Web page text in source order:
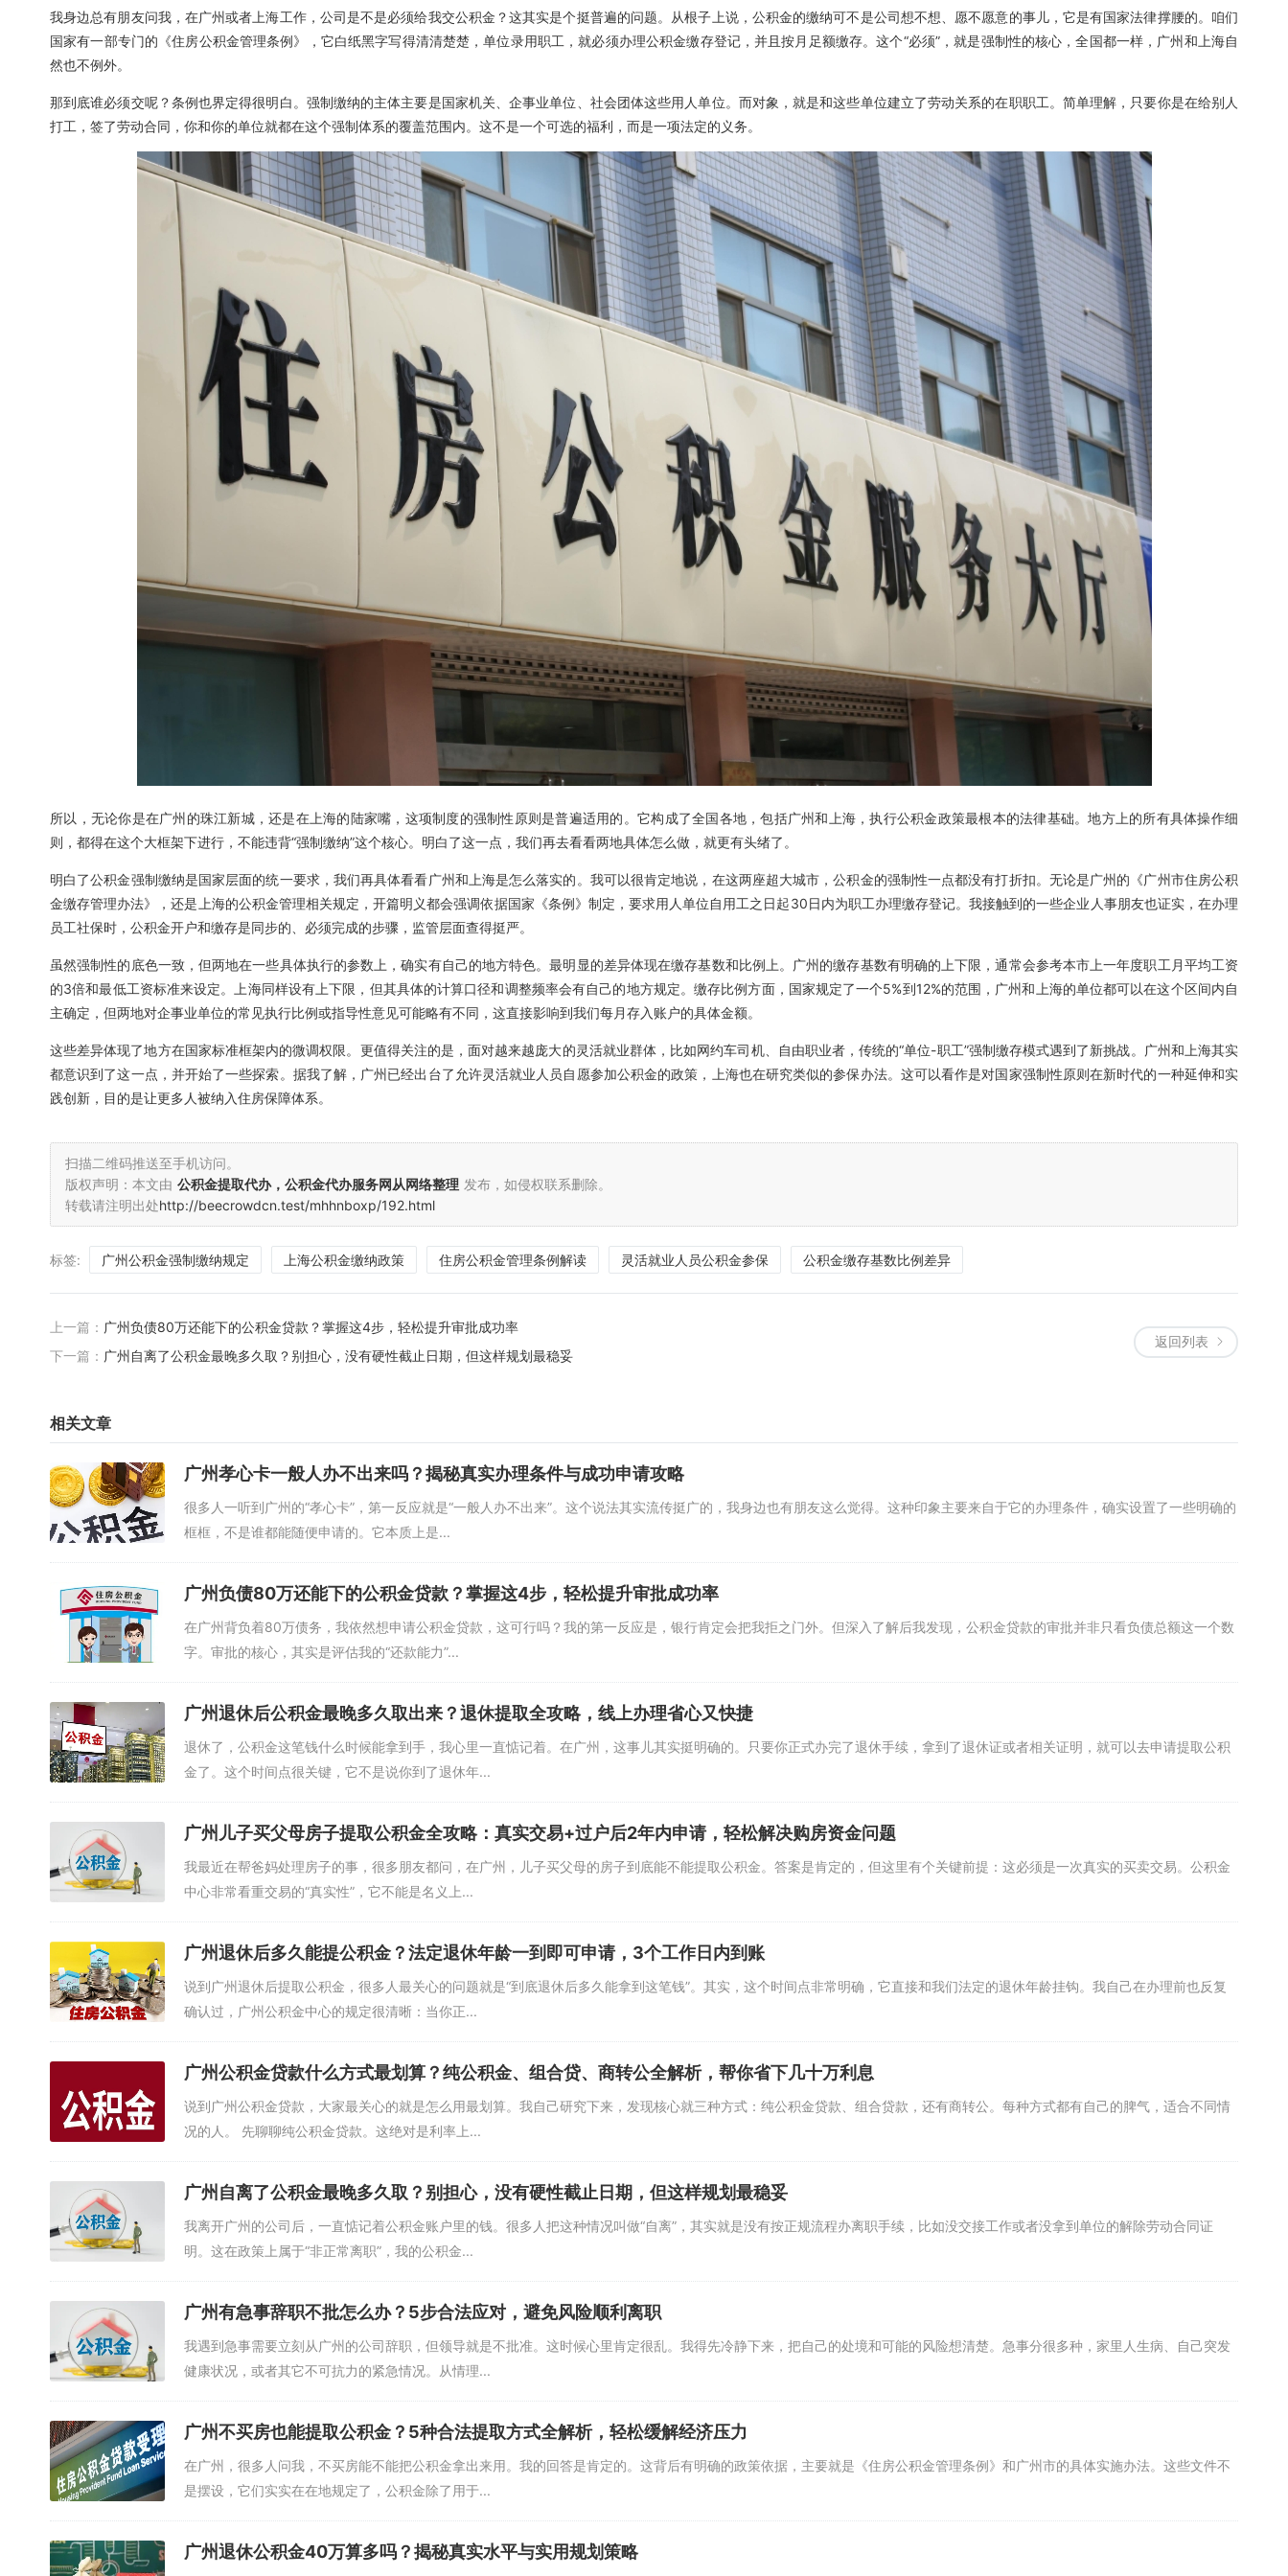
我身边总有朋友问我，在广州或者上海工作，公司是不是必须给我交公积金？这其实是个挺普遍的问题。从根子上说，公积金的缴纳可不是公司想不想、愿不愿意的事儿，它是有国家法律撑腰的。咱们
国家有一部专门的《住房公积金管理条例》，它白纸黑字写得清清楚楚，单位录用职工，就必须办理公积金缴存登记，并且按月足额缴存。这个“必须”，就是强制性的核心，全国都一样，广州和上海自
然也不例外。
那到底谁必须交呢？条例也界定得很明白。强制缴纳的主体主要是国家机关、企事业单位、社会团体这些用人单位。而对象，就是和这些单位建立了劳动关系的在职职工。简单理解，只要你是在给别人
打工，签了劳动合同，你和你的单位就都在这个强制体系的覆盖范围内。这不是一个可选的福利，而是一项法定的义务。
所以，无论你是在广州的珠江新城，还是在上海的陆家嘴，这项制度的强制性原则是普遍适用的。它构成了全国各地，包括广州和上海，执行公积金政策最根本的法律基础。地方上的所有具体操作细
则，都得在这个大框架下进行，不能违背“强制缴纳”这个核心。明白了这一点，我们再去看看两地具体怎么做，就更有头绪了。
明白了公积金强制缴纳是国家层面的统一要求，我们再具体看看广州和上海是怎么落实的。我可以很肯定地说，在这两座超大城市，公积金的强制性一点都没有打折扣。无论是广州的《广州市住房公积
金缴存管理办法》，还是上海的公积金管理相关规定，开篇明义都会强调依据国家《条例》制定，要求用人单位自用工之日起30日内为职工办理缴存登记。我接触到的一些企业人事朋友也证实，在办理
员工社保时，公积金开户和缴存是同步的、必须完成的步骤，监管层面查得挺严。
虽然强制性的底色一致，但两地在一些具体执行的参数上，确实有自己的地方特色。最明显的差异体现在缴存基数和比例上。广州的缴存基数有明确的上下限，通常会参考本市上一年度职工月平均工资
的3倍和最低工资标准来设定。上海同样设有上下限，但其具体的计算口径和调整频率会有自己的地方规定。缴存比例方面，国家规定了一个5%到12%的范围，广州和上海的单位都可以在这个区间内自
主确定，但两地对企事业单位的常见执行比例或指导性意见可能略有不同，这直接影响到我们每月存入账户的具体金额。
这些差异体现了地方在国家标准框架内的微调权限。更值得关注的是，面对越来越庞大的灵活就业群体，比如网约车司机、自由职业者，传统的“单位-职工”强制缴存模式遇到了新挑战。广州和上海其实
都意识到了这一点，并开始了一些探索。据我了解，广州已经出台了允许灵活就业人员自愿参加公积金的政策，上海也在研究类似的参保办法。这可以看作是对国家强制性原则在新时代的一种延伸和实
践创新，目的是让更多人被纳入住房保障体系。
扫描二维码推送至手机访问。
版权声明：本文由 公积金提取代办，公积金代办服务网从网络整理 发布，如侵权联系删除。
转载请注明出处http://beecrowdcn.test/mhhnboxp/192.html
标签: 广州公积金强制缴纳规定 上海公积金缴纳政策 住房公积金管理条例解读 灵活就业人员公积金参保 公积金缴存基数比例差异
返回列表
上一篇： 广州负债80万还能下的公积金贷款？掌握这4步，轻松提升审批成功率
下一篇： 广州自离了公积金最晚多久取？别担心，没有硬性截止日期，但这样规划最稳妥
相关文章
广州孝心卡一般人办不出来吗？揭秘真实办理条件与成功申请攻略
很多人一听到广州的“孝心卡”，第一反应就是“一般人办不出来”。这个说法其实流传挺广的，我身边也有朋友这么觉得。这种印象主要来自于它的办理条件，确实设置了一些明确的
框框，不是谁都能随便申请的。它本质上是...
广州负债80万还能下的公积金贷款？掌握这4步，轻松提升审批成功率
在广州背负着80万债务，我依然想申请公积金贷款，这可行吗？我的第一反应是，银行肯定会把我拒之门外。但深入了解后我发现，公积金贷款的审批并非只看负债总额这一个数
字。审批的核心，其实是评估我的“还款能力”...
广州退休后公积金最晚多久取出来？退休提取全攻略，线上办理省心又快捷
退休了，公积金这笔钱什么时候能拿到手，我心里一直惦记着。在广州，这事儿其实挺明确的。只要你正式办完了退休手续，拿到了退休证或者相关证明，就可以去申请提取公积
金了。这个时间点很关键，它不是说你到了退休年...
广州儿子买父母房子提取公积金全攻略：真实交易+过户后2年内申请，轻松解决购房资金问题
我最近在帮爸妈处理房子的事，很多朋友都问，在广州，儿子买父母的房子到底能不能提取公积金。答案是肯定的，但这里有个关键前提：这必须是一次真实的买卖交易。公积金
中心非常看重交易的“真实性”，它不能是名义上...
广州退休后多久能提公积金？法定退休年龄一到即可申请，3个工作日内到账
说到广州退休后提取公积金，很多人最关心的问题就是“到底退休后多久能拿到这笔钱”。其实，这个时间点非常明确，它直接和我们法定的退休年龄挂钩。我自己在办理前也反复
确认过，广州公积金中心的规定很清晰：当你正...
广州公积金贷款什么方式最划算？纯公积金、组合贷、商转公全解析，帮你省下几十万利息
说到广州公积金贷款，大家最关心的就是怎么用最划算。我自己研究下来，发现核心就三种方式：纯公积金贷款、组合贷款，还有商转公。每种方式都有自己的脾气，适合不同情
况的人。 先聊聊纯公积金贷款。这绝对是利率上...
广州自离了公积金最晚多久取？别担心，没有硬性截止日期，但这样规划最稳妥
我离开广州的公司后，一直惦记着公积金账户里的钱。很多人把这种情况叫做“自离”，其实就是没有按正规流程办离职手续，比如没交接工作或者没拿到单位的解除劳动合同证
明。这在政策上属于“非正常离职”，我的公积金...
广州有急事辞职不批怎么办？5步合法应对，避免风险顺利离职
我遇到急事需要立刻从广州的公司辞职，但领导就是不批准。这时候心里肯定很乱。我得先冷静下来，把自己的处境和可能的风险想清楚。急事分很多种，家里人生病、自己突发
健康状况，或者其它不可抗力的紧急情况。从情理...
广州不买房也能提取公积金？5种合法提取方式全解析，轻松缓解经济压力
在广州，很多人问我，不买房能不能把公积金拿出来用。我的回答是肯定的。这背后有明确的政策依据，主要就是《住房公积金管理条例》和广州市的具体实施办法。这些文件不
是摆设，它们实实在在地规定了，公积金除了用于...
广州退休公积金40万算多吗？揭秘真实水平与实用规划策略